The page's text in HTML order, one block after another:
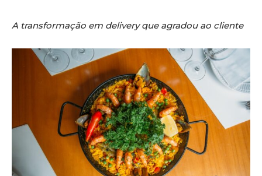
A transformação em delivery que agradou ao cliente